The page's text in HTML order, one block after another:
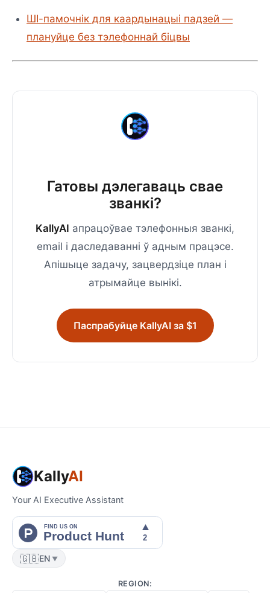
ШІ-памочнік для каардынацыі падзей —
плануйце без тэлефоннай біцвы
Гатовы дэлегаваць свае
званкі?
KallyAI апрацоўвае тэлефонныя званкі,
email і даследаванні ў адным працэсе.
Апішыце задачу, зацвердзіце план і
атрымайце вынікі.
Паспрабуйце KallyAI за $1
KallyAI
Your AI Executive Assistant
🇬🇧EN ▼
REGION: